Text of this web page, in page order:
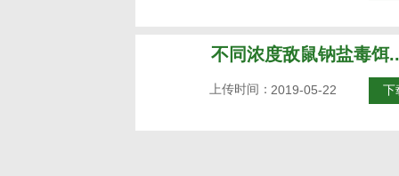
不同浓度敌鼠钠盐毒饵
2019-05-22
上传时间： 下